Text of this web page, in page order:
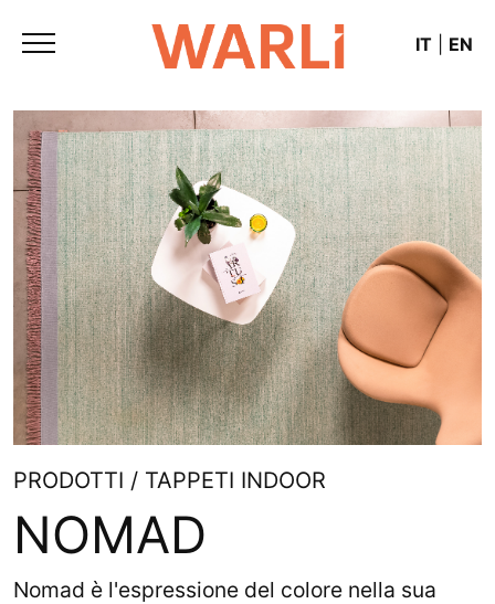
IT EN
PRODOTTI / TAPPETI INDOOR
NOMAD
Nomad è l'espressione del colore nella sua